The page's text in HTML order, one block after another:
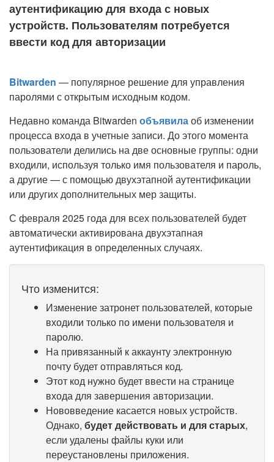
аутентификацию для входа с новых
устройств. Пользователям потребуется
ввести код для авторизации
Bitwarden — популярное решение для управления
паролями с открытым исходным кодом.
Недавно команда Bitwarden объявилаоб изменении
процесса входа в учетные записи. До этого момента
пользователи делились на две основные группы: одни
входили, используя только имя пользователя и пароль,
а другие — с помощью двухэтапной аутентификации
или других дополнительных мер защиты.
С февраля 2025 года для всех пользователей будет
автоматически активирована двухэтапная
аутентификация в определенных случаях.
Что изменится:
Изменение затронет пользователей, которые
входили только по имени пользователя и
паролю.
На привязанный к аккаунту электронную
почту будет отправляться код.
Этот код нужно будет ввести на странице
входа для завершения авторизации.
Нововведение касается новых устройств.
Однако, будет действовать и для старых,
если удалены файлы куки или
переустановлены приложения.